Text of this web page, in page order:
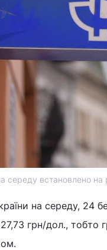
середу встановлено
на середу, 24
грн/дол., тобто